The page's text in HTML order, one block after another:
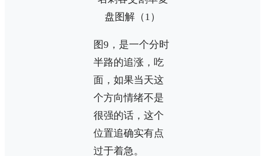
图9，是一个分时
半路的追涨，吃
面，如果当天这
个方向情绪不是
很强的话，这个
位置追确实有点
过于着急。